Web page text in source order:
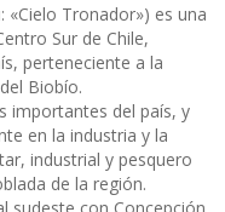
«Cielo Tronador») es una
Sur de Chile,
perteneciente a la
Biobío.
importantes del país, y
en la industria y la
industrial y pesquero
de la región.
sudeste con Concepción